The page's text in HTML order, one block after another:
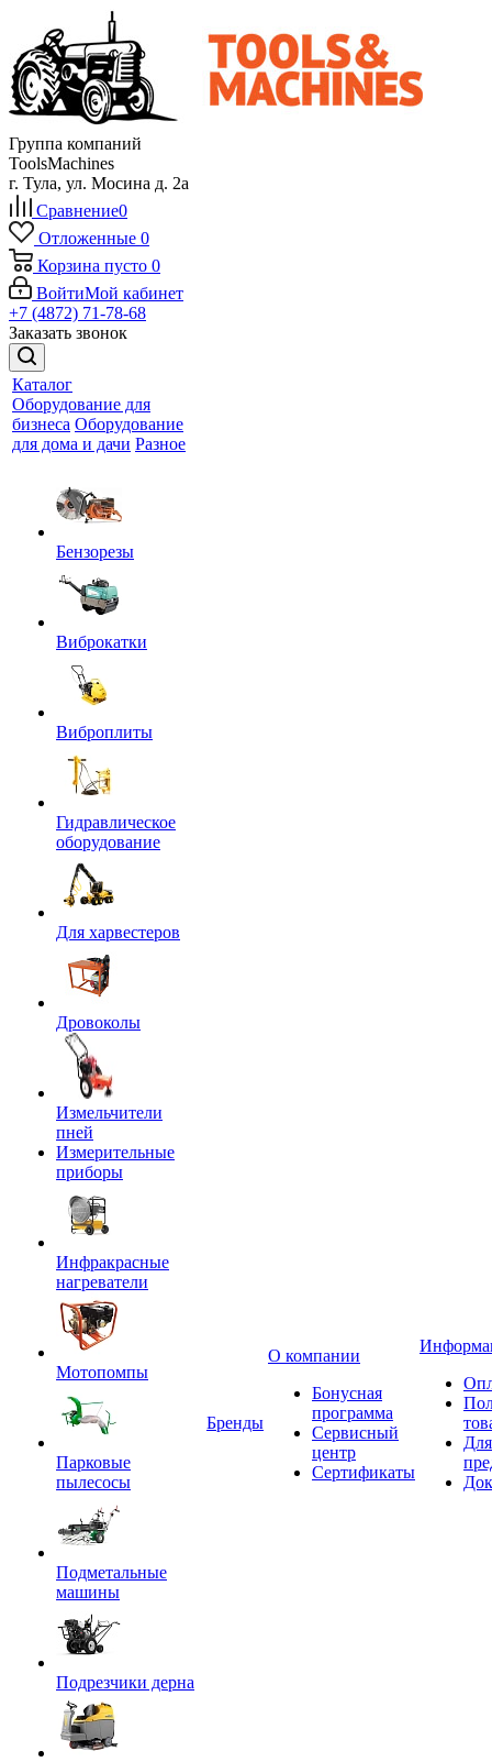
Группа компаний
ToolsMachines
г. Тула, ул. Мосина д. 2а
Сравнение0
Отложенные 0
Корзина пусто 0
ВойтиМой кабинет
+7 (4872) 71-78-68
Заказать звонок
Каталог
Оборудование для
бизнеса Оборудование
для дома и дачи Разное
Бензорезы
Виброкатки
Виброплиты
Гидравлическое
оборудование
Для харвестеров
Дровоколы
Измельчители
пней
Измерительные
приборы
Инфракрасные
нагреватели
Мотопомпы
Парковые
пылесосы
Подметальные
машины
Подрезчики дерна
Бренды
О компании
Бонусная
программа
Сервисный
центр
Сертификаты
Для